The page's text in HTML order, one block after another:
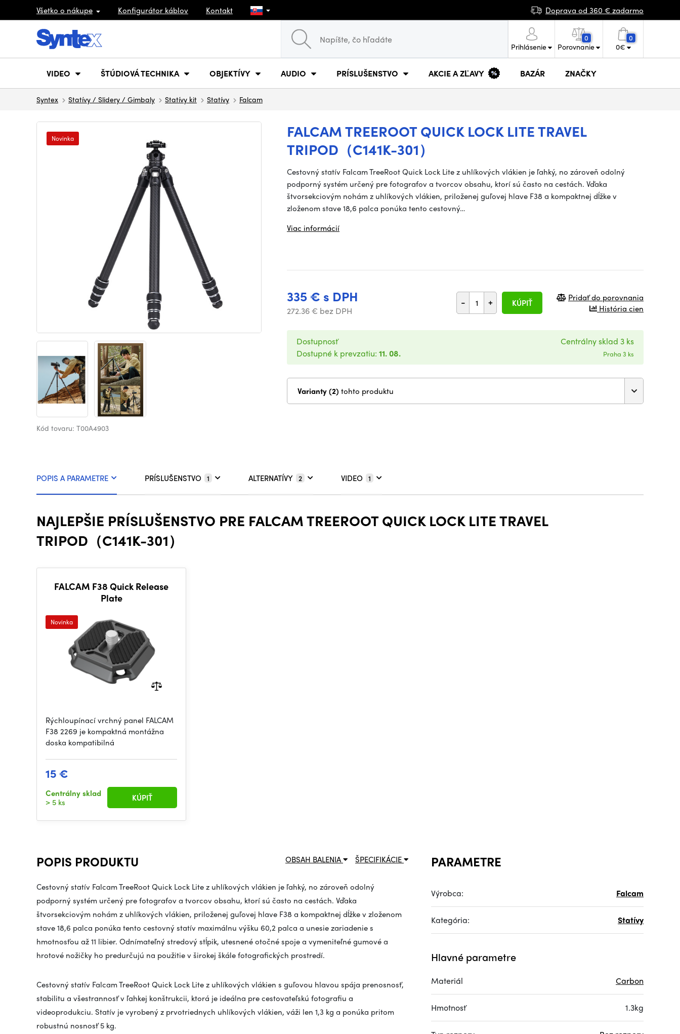
Všetko o nákupe Konfigurátor káblov Kontakt Doprava od 360 € zadarmo
Prihlásenie
0
Porovnanie
0
0€
VIDEO ŠTÚDIOVÁ TECHNIKA OBJEKTÍVY AUDIO PRÍSLUŠENSTVO AKCIE A ZĽAVY BAZÁR ZNAČKY
Syntex Statívy / Slidery / Gimbaly Statívy kit Statívy Falcam
FALCAM TREEROOT QUICK LOCK LITE TRAVEL
TRIPOD（C141K-301）
Novinka
Kód tovaru: T00A4903
Cestovný statív Falcam TreeRoot Quick Lock Lite z uhlíkových vlákien je ľahký, no zároveň odolný
podporný systém určený pre fotografov a tvorcov obsahu, ktorí sú často na cestách. Vďaka
štvorsekciovým nohám z uhlíkových vlákien, priloženej guľovej hlave F38 a kompaktnej dĺžke v
zloženom stave 18,6 palca ponúka tento cestovný…
Viac informácií
335 € s DPH
272.36 € bez DPH
- + KÚPIŤ
Pridať do porovnania
História cien
Dostupnosť
Dostupné k prevzatiu: 11. 08.
Centrálny sklad 3 ks
Praha 3 ks
Varianty (2) tohto produktu
POPIS A PARAMETRE PRÍSLUŠENSTVO 1 ALTERNATÍVY 2 VIDEO 1
NAJLEPŠIE PRÍSLUŠENSTVO PRE FALCAM TREEROOT QUICK LOCK LITE TRAVEL
TRIPOD（C141K-301）
FALCAM F38 Quick Release
Plate
Novinka
Rýchloupínací vrchný panel FALCAM
F38 2269 je kompaktná montážna
doska kompatibilná
15 €
Centrálny sklad
> 5 ks
KÚPIŤ
ŠPECIFIKÁCIE
OBSAH BALENIA
POPIS PRODUKTU
Cestovný statív Falcam TreeRoot Quick Lock Lite z uhlíkových vlákien je ľahký, no zároveň odolný
podporný systém určený pre fotografov a tvorcov obsahu, ktorí sú často na cestách. Vďaka
štvorsekciovým nohám z uhlíkových vlákien, priloženej guľovej hlave F38 a kompaktnej dĺžke v zloženom
stave 18,6 palca ponúka tento cestovný statív maximálnu výšku 60,2 palca a unesie zariadenie s
hmotnosťou až 11 libier. Odnímateľný stredový stĺpik, utesnené otočné spoje a vymeniteľné gumové a
hrotové nožičky ho predurčujú na použitie v širokej škále fotografických prostredí.
Cestovný statív Falcam TreeRoot Quick Lock Lite z uhlíkových vlákien s guľovou hlavou spája prenosnosť,
stabilitu a všestrannosť v ľahkej konštrukcii, ktorá je ideálna pre cestovateľskú fotografiu a
videoprodukciu. Statív je vyrobený z prvotriednych uhlíkových vlákien, váži len 1,3 kg a ponúka pritom
robustnú nosnosť 5 kg.
PARAMETRE
Výrobca: Falcam
Kategória: Statívy
Hlavné parametre
Materiál Carbon
Hmotnosť 1.3kg